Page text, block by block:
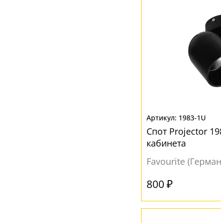
1983-1U
Спот Projector
кабинета
Favourite
800 ₽